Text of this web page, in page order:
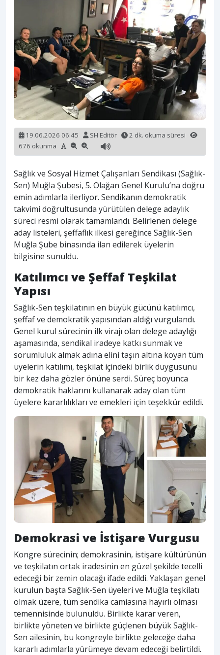
19.06.2026 06:45 SH Editör
2 dk. okuma süresi
676 okunma
Sağlık ve Sosyal Hizmet Çalışanları Sendikası (Sağlık-
Sen) Muğla Şubesi, 5. Olağan Genel Kurulu’na doğru
emin adımlarla ilerliyor. Sendikanın demokratik
takvimi doğrultusunda yürütülen delege adaylık
süreci resmi olarak tamamlandı. Belirlenen delege
aday listeleri, şeffaflık ilkesi gereğince Sağlık-Sen
Muğla Şube binasında ilan edilerek üyelerin
bilgisine sunuldu.
Katılımcı ve Şeffaf Teşkilat
Yapısı
Sağlık-Sen teşkilatının en büyük gücünü katılımcı,
şeffaf ve demokratik yapısından aldığı vurgulandı.
Genel kurul sürecinin ilk virajı olan delege adaylığı
aşamasında, sendikal iradeye katkı sunmak ve
sorumluluk almak adına elini taşın altına koyan tüm
üyelerin katılımı, teşkilat içindeki birlik duygusunu
bir kez daha gözler önüne serdi. Süreç boyunca
demokratik haklarını kullanarak aday olan tüm
üyelere kararlılıkları ve emekleri için teşekkür edildi.
Demokrasi ve İstişare Vurgusu
Kongre sürecinin; demokrasinin, istişare kültürünün
ve teşkilatın ortak iradesinin en güzel şekilde tecelli
edeceği bir zemin olacağı ifade edildi. Yaklaşan genel
kurulun başta Sağlık-Sen üyeleri ve Muğla teşkilatı
olmak üzere, tüm sendika camiasına hayırlı olması
temennisinde bulunuldu. Birlikte karar veren,
birlikte yöneten ve birlikte güçlenen büyük Sağlık-
Sen ailesinin, bu kongreyle birlikte geleceğe daha
kararlı adımlarla yürümeye devam edeceği belirtildi.